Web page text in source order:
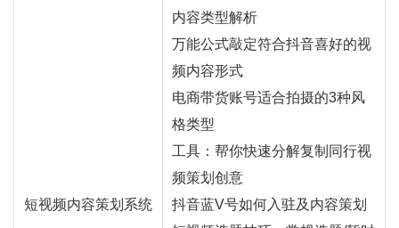
短视频内容策划系统
内容类型解析
万能公式敲定符合抖音喜好的视
频内容形式
电商带货账号适合拍摄的3种风
格类型
工具：帮你快速分解复制同行视
频策划创意
抖音蓝V号如何入驻及内容策划